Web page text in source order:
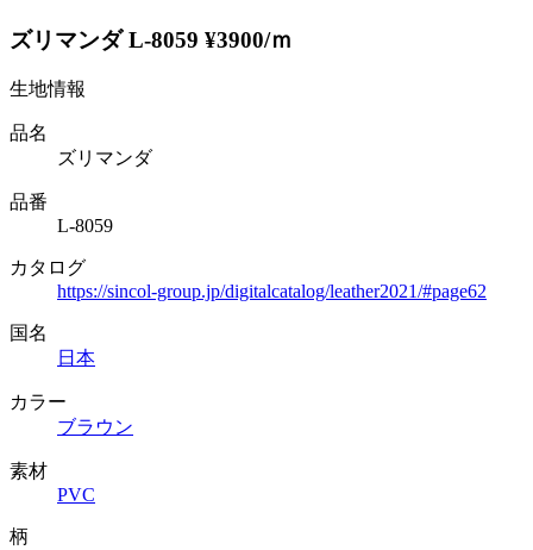
ズリマンダ L-8059 ¥3900/ｍ
生地情報
品名
ズリマンダ
品番
L-8059
カタログ
https://sincol-group.jp/digitalcatalog/leather2021/#page62
国名
日本
カラー
ブラウン
素材
PVC
柄